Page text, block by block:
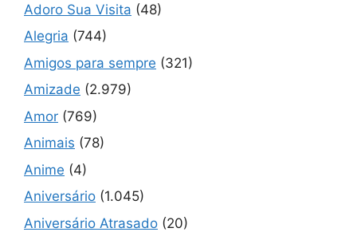
Adoro Sua Visita (48)
Alegria (744)
Amigos para sempre (321)
Amizade (2.979)
Amor (769)
Animais (78)
Anime (4)
Aniversário (1.045)
Aniversário Atrasado (20)